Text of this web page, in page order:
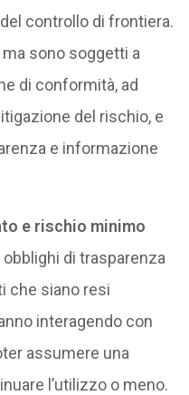
controllo di frontiera.
sono soggetti a
di conformità, ad
del rischio, e
e informazione
e rischio minimo
di trasparenza
che siano resi
interagendo con
assumere una
l’utilizzo o meno.